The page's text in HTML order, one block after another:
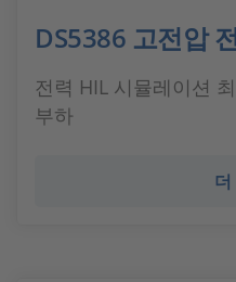
DS5386 고전압
전력 HIL 시뮬레이션
부하
더